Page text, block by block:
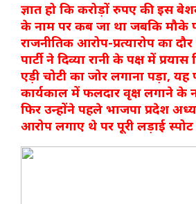
ज्ञात हो कि करोड़ों रुपए की इस
के नाम पर कब जा था जबकि मौके
राजनीतिक आरोप-प्रत्यारोप का
पार्टी ने दिव्या रानी के पक्ष में
एड़ी चोटी का जोर लगाना पड़ा,
कार्यकाल में फलदार वृक्ष लगाने के
फिर उन्होंने पहले भाजपा प्रदेश
आरोप लगाए थे पर पूरी लड़ाई